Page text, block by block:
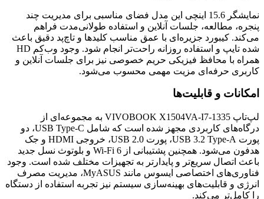
نمایشگر 15.6 اینچی این مدل فضای مناسبی برای مدیریت چند
پنجره، مطالعه، جلسات آنلاین و استفاده طولانی‌مدت فراهم
می‌کند. کیبورد جزیره‌ای با عمق مناسب کلیدها و تاچ‌پد دقیق باعث
شده تایپ و استفاده روزانه راحت‌تر انجام شود. وجود وب‌کم HD
همراه با محافظ فیزیکی حریم خصوصی نیز برای جلسات آنلاین و
کاربری حرفه‌ای مزیت مهمی محسوب می‌شود.
امکانات و قابلیت‌ها
لپ‌تاپ VIVOBOOK X1504VA-I7-1335 به مجموعه‌ای از
درگاه‌های کاربردی مجهز شده است که شامل USB Type-C، دو
پورت USB 3.2 Type-A، پورت USB 2.0، خروجی HDMI و جک
هدفون می‌شود. همچنین پشتیبانی از Wi-Fi 6 و بلوتوث نسل جدید
باعث اتصال سریع‌تر و پایدارتر به تجهیزات مختلف شده است. وجود
فناوری‌های اختصاصی ایسوس مانند MyASUS، مدیریت مصرف
انرژی و قابلیت‌های بهینه‌سازی سیستم نیز تجربه استفاده از دستگاه
را کامل‌تر می‌کند.